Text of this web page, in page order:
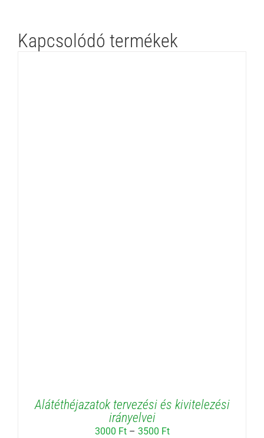
szabályai
mennyiség
Kapcsolódó termékek
Alátéthéjazatok tervezési és kivitelezési
irányelvei
3000 Ft – 3500 FtÁrtartomány: